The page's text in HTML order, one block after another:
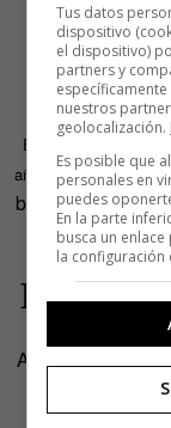
Es un argumento
años atrás, con igual
bailarina, una
La
Adira es la mujer
«la vida está
atender a su
Tus datos
dispositivo
el dispositivo)
partners y
nuestros
geolocalización.
Es posible que
personales en
puedes
En la parte
busca un
la configuración